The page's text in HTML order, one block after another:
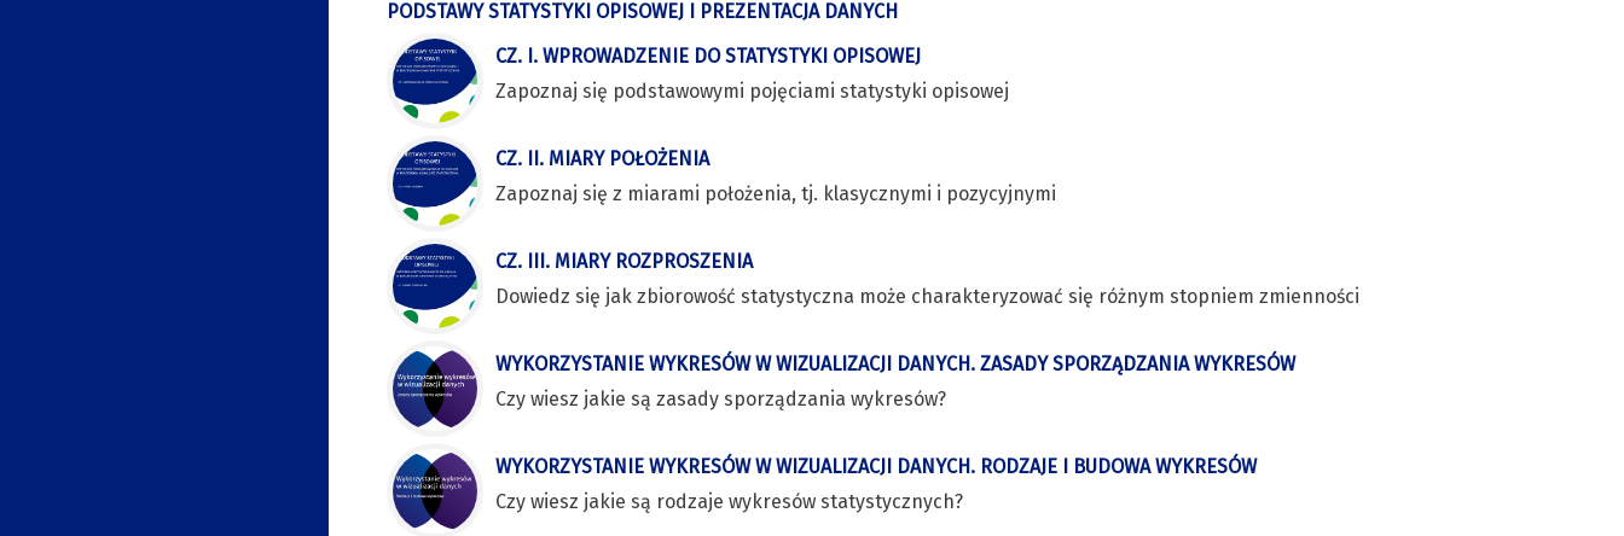
PODSTAWY STATYSTYKI OPISOWEJ I PREZENTACJA DANYCH
CZ. I. WPROWADZENIE DO STATYSTYKI OPISOWEJ
Zapoznaj się podstawowymi pojęciami statystyki opisowej
CZ. II. MIARY POŁOŻENIA
Zapoznaj się z miarami położenia, tj. klasycznymi i pozycyjnymi
CZ. III. MIARY ROZPROSZENIA
Dowiedz się jak zbiorowość statystyczna może charakteryzować się różnym stopniem zmienności
WYKORZYSTANIE WYKRESÓW W WIZUALIZACJI DANYCH. ZASADY SPORZĄDZANIA WYKRESÓW
Czy wiesz jakie są zasady sporządzania wykresów?
WYKORZYSTANIE WYKRESÓW W WIZUALIZACJI DANYCH. RODZAJE I BUDOWA WYKRESÓW
Czy wiesz jakie są rodzaje wykresów statystycznych?